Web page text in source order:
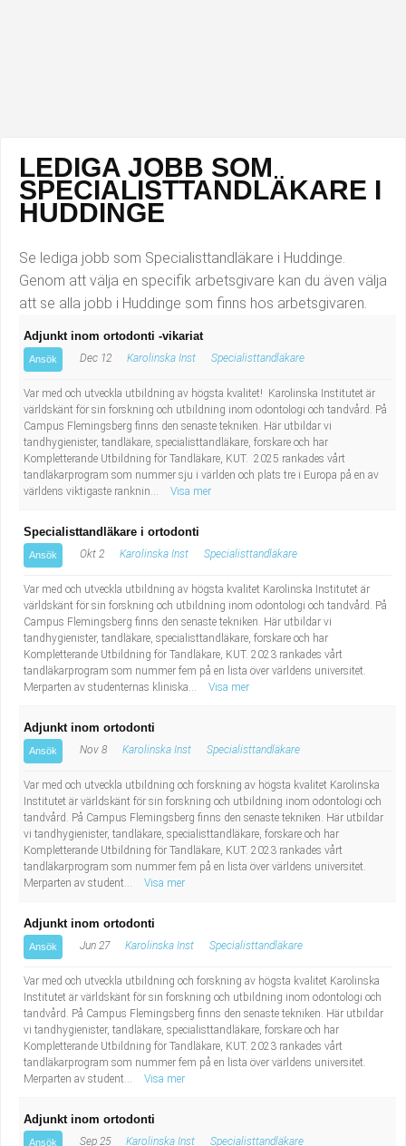
Militärt arbete
Naturvetenskapligt arbete
Pedagogiskt arbete
Sanering och renhållning
Socialt arbete
Säkerhetsarbete
Transport
Lärare i fritidshem/Fritidspedagog
Läkarsekreterare/Vårdadmin/Medicinsk
Lastbilsförare m.fl.
Fastighetsskötare
Informatör/Kommunikatör
Brevbärare
Sjuksköterska, grundutbildad
Kock, storhushåll
Undersköterska, vård- o specialavd. o mottagning
Bibliotekarie
Administrativ assistent
LEDIGA JOBB SOM
SPECIALISTTANDLÄKARE I
HUDDINGE
Se lediga jobb som Specialisttandläkare i Huddinge.
Genom att välja en specifik arbetsgivare kan du även välja
att se alla jobb i Huddinge som finns hos arbetsgivaren.
Adjunkt inom ortodonti -vikariat
Ansök Dec 12 Karolinska Inst Specialisttandläkare
Var med och utveckla utbildning av högsta kvalitet! Karolinska Institutet är
världskänt för sin forskning och utbildning inom odontologi och tandvård. På
Campus Flemingsberg finns den senaste tekniken. Här utbildar vi
tandhygienister, tandläkare, specialisttandläkare, forskare och har
Kompletterande Utbildning för Tandläkare, KUT. 2025 rankades vårt
tandläkarprogram som nummer sju i världen och plats tre i Europa på en av
världens viktigaste ranknin...
Visa mer
Specialisttandläkare i ortodonti
Ansök Okt 2 Karolinska Inst Specialisttandläkare
Var med och utveckla utbildning av högsta kvalitet Karolinska Institutet är
världskänt för sin forskning och utbildning inom odontologi och tandvård. På
Campus Flemingsberg finns den senaste tekniken. Här utbildar vi
tandhygienister, tandläkare, specialisttandläkare, forskare och har
Kompletterande Utbildning för Tandläkare, KUT. 2023 rankades vårt
tandläkarprogram som nummer fem på en lista över världens universitet.
Merparten av studenternas kliniska...
Visa mer
Adjunkt inom ortodonti
Ansök Nov 8 Karolinska Inst Specialisttandläkare
Var med och utveckla utbildning och forskning av högsta kvalitet Karolinska
Institutet är världskänt för sin forskning och utbildning inom odontologi och
tandvård. På Campus Flemingsberg finns den senaste tekniken. Här utbildar
vi tandhygienister, tandläkare, specialisttandläkare, forskare och har
Kompletterande Utbildning för Tandläkare, KUT. 2023 rankades vårt
tandläkarprogram som nummer fem på en lista över världens universitet.
Merparten av student...
Visa mer
Adjunkt inom ortodonti
Ansök Jun 27 Karolinska Inst Specialisttandläkare
Var med och utveckla utbildning och forskning av högsta kvalitet Karolinska
Institutet är världskänt för sin forskning och utbildning inom odontologi och
tandvård. På Campus Flemingsberg finns den senaste tekniken. Här utbildar
vi tandhygienister, tandläkare, specialisttandläkare, forskare och har
Kompletterande Utbildning för Tandläkare, KUT. 2023 rankades vårt
tandläkarprogram som nummer fem på en lista över världens universitet.
Merparten av student...
Visa mer
Adjunkt inom ortodonti
Ansök Sep 25 Karolinska Inst Specialisttandläkare